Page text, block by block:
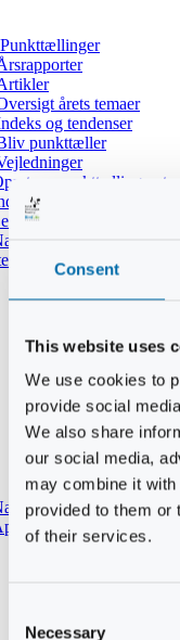
Consent
This website uses
We use cookies to
provide social
We also share
our social media,
may combine it with
provided to them or
of their services.
Necessary
Punkttællinger
årets temaer
og tendenser
punkttæller
ny punkttællingsrute
udført tælling i
dine tidligere
i mørket
til punkttællinger